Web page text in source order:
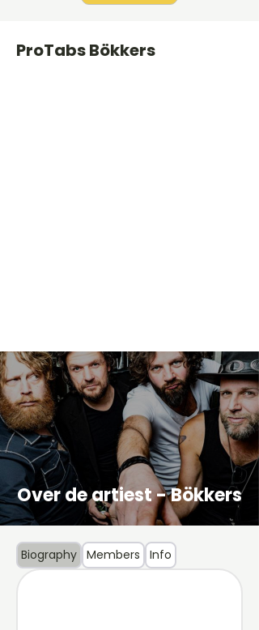
ProTabs Bökkers
Over de artiest - Bökkers
Biography Members Info